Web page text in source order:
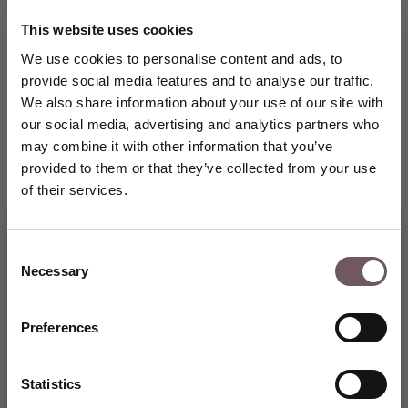
This website uses cookies
We use cookies to personalise content and ads, to
provide social media features and to analyse our traffic.
We also share information about your use of our site with
our social media, advertising and analytics partners who
may combine it with other information that you’ve
provided to them or that they’ve collected from your use
of their services.
Selection
Necessary
Preferences
Statistics
Odhadované datum doručení: 17.08.2026
DPD. Doručení na adresu. Zdarma
Odhadované datum doručení: 17.08.2026
FedEx. Doručení na adresu. Zdarma
speciální slevu 5 % na svůj první
VYTVOŘTE SI ÚČET